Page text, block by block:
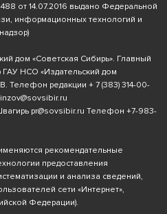
от 14.07.2016 выдано Федеральной
информационных технологий и
дом «Советская Сибирь». Главный
ГАУ НСО «Издательский дом
Телефон редакции + 7 (383) 314-00-
inzov@sovsibir.ru
pr@sovsibir.ru Телефон +7-983-
рекомендательные
предоставления
и анализа сведений,
сети «Интернет»,
Федерации).